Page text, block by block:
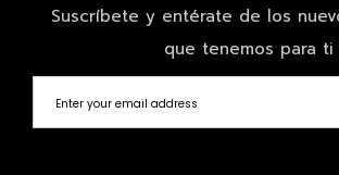
Suscríbete y entérate de los
que tenemos para ti